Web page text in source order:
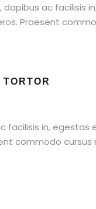
dapibus ac facilisis
Praesent
facilisis in,
commodo